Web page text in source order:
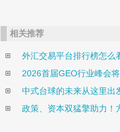
相关推荐
外汇交易平台排行榜怎么
2026首届GEO行业峰会
中式台球的未来从这里出
政策、资本双猛擎助力！